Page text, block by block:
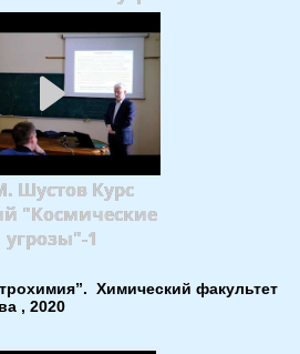
Шустов Курс
"Космические
угрозы"-1
Химический факультет
, 2020